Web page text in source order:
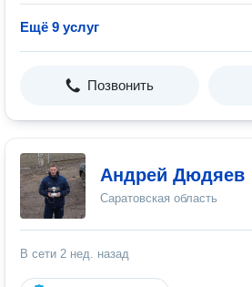
Ещё 9 услуг
Позвонить
Андрей Дюдяев
Саратовская область
В сети 2 нед. назад